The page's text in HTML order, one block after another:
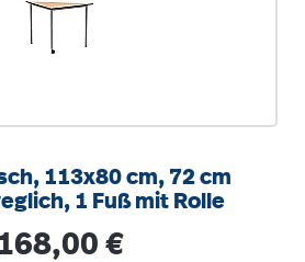
113x80 cm, 72 cm
1 Fuß mit Rolle
Preis:
€